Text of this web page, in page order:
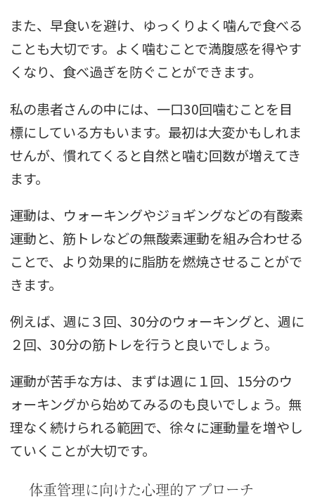
また、早食いを避け、ゆっくりよく噛んで食べる
ことも大切です。よく噛むことで満腹感を得やす
くなり、食べ過ぎを防ぐことができます。
私の患者さんの中には、一口30回噛むことを目
標にしている方もいます。最初は大変かもしれま
せんが、慣れてくると自然と噛む回数が増えてき
ます。
運動は、ウォーキングやジョギングなどの有酸素
運動と、筋トレなどの無酸素運動を組み合わせる
ことで、より効果的に脂肪を燃焼させることがで
きます。
例えば、週に３回、30分のウォーキングと、週に
２回、30分の筋トレを行うと良いでしょう。
運動が苦手な方は、まずは週に１回、15分のウ
ォーキングから始めてみるのも良いでしょう。無
理なく続けられる範囲で、徐々に運動量を増やし
ていくことが大切です。
体重管理に向けた心理的アプローチ